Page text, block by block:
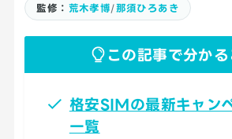
監修： 荒木孝博/那須ひろあき
この記事で分かる
格安SIMの最新キャン
一覧